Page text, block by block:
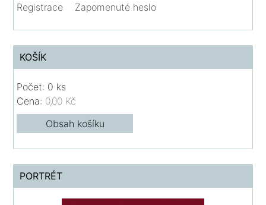
Registrace Zapomenuté heslo
KOŠÍK
Počet: 0 ks
Cena: 0,00 Kč
Obsah košíku
PORTRÉT